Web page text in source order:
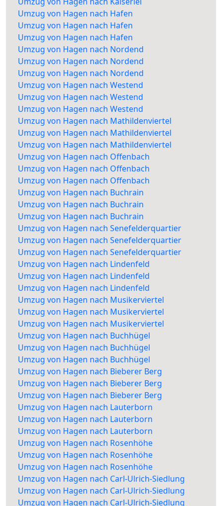
Umzug von Hagen nach Hafen
Umzug von Hagen nach Hafen
Umzug von Hagen nach Hafen
Umzug von Hagen nach Nordend
Umzug von Hagen nach Nordend
Umzug von Hagen nach Nordend
Umzug von Hagen nach Westend
Umzug von Hagen nach Westend
Umzug von Hagen nach Westend
Umzug von Hagen nach Mathildenviertel
Umzug von Hagen nach Mathildenviertel
Umzug von Hagen nach Mathildenviertel
Umzug von Hagen nach Offenbach
Umzug von Hagen nach Offenbach
Umzug von Hagen nach Offenbach
Umzug von Hagen nach Buchrain
Umzug von Hagen nach Buchrain
Umzug von Hagen nach Buchrain
Umzug von Hagen nach Senefelderquartier
Umzug von Hagen nach Senefelderquartier
Umzug von Hagen nach Senefelderquartier
Umzug von Hagen nach Lindenfeld
Umzug von Hagen nach Lindenfeld
Umzug von Hagen nach Lindenfeld
Umzug von Hagen nach Musikerviertel
Umzug von Hagen nach Musikerviertel
Umzug von Hagen nach Musikerviertel
Umzug von Hagen nach Buchhügel
Umzug von Hagen nach Buchhügel
Umzug von Hagen nach Buchhügel
Umzug von Hagen nach Bieberer Berg
Umzug von Hagen nach Bieberer Berg
Umzug von Hagen nach Bieberer Berg
Umzug von Hagen nach Lauterborn
Umzug von Hagen nach Lauterborn
Umzug von Hagen nach Lauterborn
Umzug von Hagen nach Rosenhöhe
Umzug von Hagen nach Rosenhöhe
Umzug von Hagen nach Rosenhöhe
Umzug von Hagen nach Carl-Ulrich-Siedlung
Umzug von Hagen nach Carl-Ulrich-Siedlung
Umzug von Hagen nach Carl-Ulrich-Siedlung